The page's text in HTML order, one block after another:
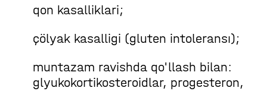
qon kasalliklari;
çölyak kasalligi (gluten intoleransı);
muntazam ravishda qo'llash bilan:
glyukokortikosteroidlar, progesteron,